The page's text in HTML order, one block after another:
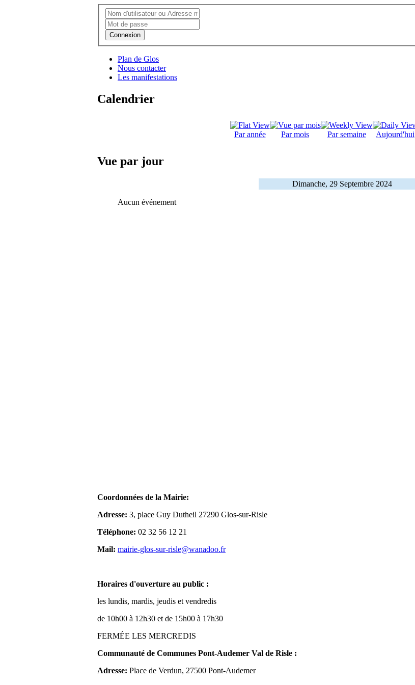
Connexion
Plan de Glos
Nous contacter
Les manifestations
Calendrier
Par année Par mois Par semaine Aujourd'hui
Vue par jour
Dimanche, 29 Septembre 2024
Aucun événement
Coordonnées de la Mairie:
Adresse: 3, place Guy Dutheil 27290 Glos-sur-Risle
Téléphone: 02 32 56 12 21
Mail: mairie-glos-sur-risle@wanadoo.fr
Horaires d'ouverture au public :
les lundis, mardis, jeudis et vendredis
de 10h00 à 12h30 et de 15h00 à 17h30
FERMÉE LES MERCREDIS
Communauté de Communes Pont-Audemer Val de Risle :
Adresse: Place de Verdun, 27500 Pont-Audemer